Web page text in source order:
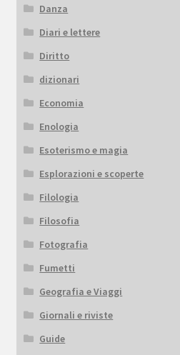
Danza
Diari e lettere
Diritto
dizionari
Economia
Enologia
Esoterismo e magia
Esplorazioni e scoperte
Filologia
Filosofia
Fotografia
Fumetti
Geografia e Viaggi
Giornali e riviste
Guide